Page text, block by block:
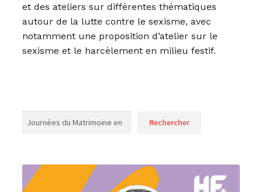
et des ateliers sur différentes thématiques
autour de la lutte contre le sexisme, avec
notamment une proposition d’atelier sur le
sexisme et le harcèlement en milieu festif.
Rechercher Rechercher